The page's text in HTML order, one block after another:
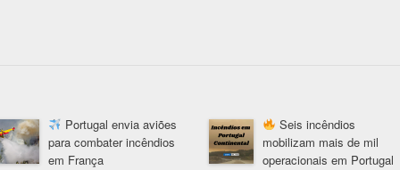
Portugal envia aviões
para combater incêndios
em França
Seis incêndios
mobilizam mais de mil
operacionais em Portugal